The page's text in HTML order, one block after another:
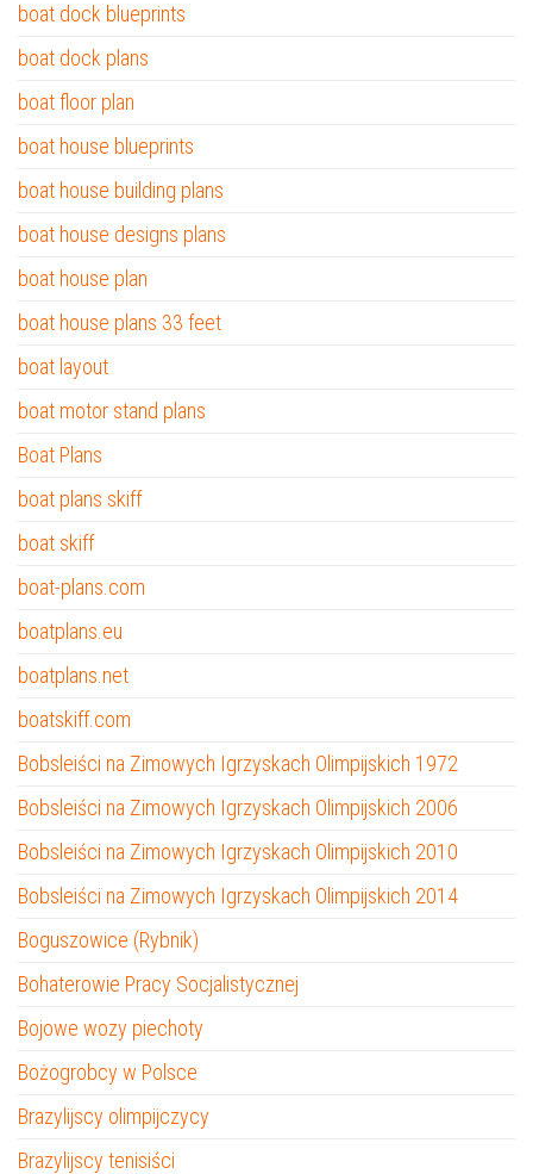
boat dock blueprints
boat dock plans
boat floor plan
boat house blueprints
boat house building plans
boat house designs plans
boat house plan
boat house plans 33 feet
boat layout
boat motor stand plans
Boat Plans
boat plans skiff
boat skiff
boat-plans.com
boatplans.eu
boatplans.net
boatskiff.com
Bobsleiści na Zimowych Igrzyskach Olimpijskich 1972
Bobsleiści na Zimowych Igrzyskach Olimpijskich 2006
Bobsleiści na Zimowych Igrzyskach Olimpijskich 2010
Bobsleiści na Zimowych Igrzyskach Olimpijskich 2014
Boguszowice (Rybnik)
Bohaterowie Pracy Socjalistycznej
Bojowe wozy piechoty
Bożogrobcy w Polsce
Brazylijscy olimpijczycy
Brazylijscy tenisiści